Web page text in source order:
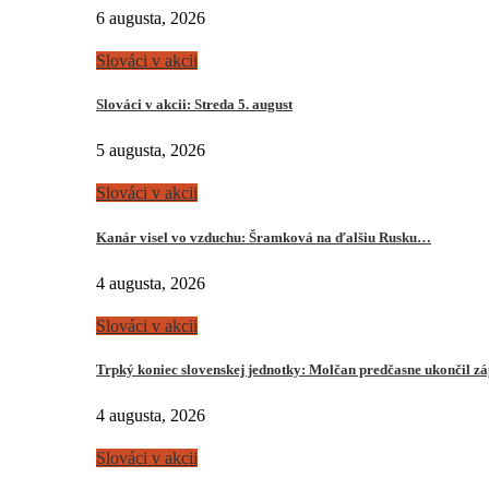
6 augusta, 2026
Slováci v akcii
Slováci v akcii: Streda 5. august
5 augusta, 2026
Slováci v akcii
Kanár visel vo vzduchu: Šramková na ďalšiu Rusku…
4 augusta, 2026
Slováci v akcii
Trpký koniec slovenskej jednotky: Molčan predčasne ukončil
4 augusta, 2026
Slováci v akcii